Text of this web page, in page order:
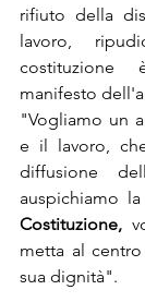
rifiuto della
lavoro,
manifesto
"Vogliamo un
e il lavoro,
diffusione
auspichiamo
Costituzione,
metta al
sua dignità".